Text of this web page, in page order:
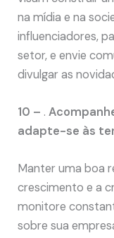
na mídia e na
influenciadores,
setor, e envie
divulgar as
10 – .
adapte-se às
Manter uma boa
crescimento e a
monitore
sobre sua